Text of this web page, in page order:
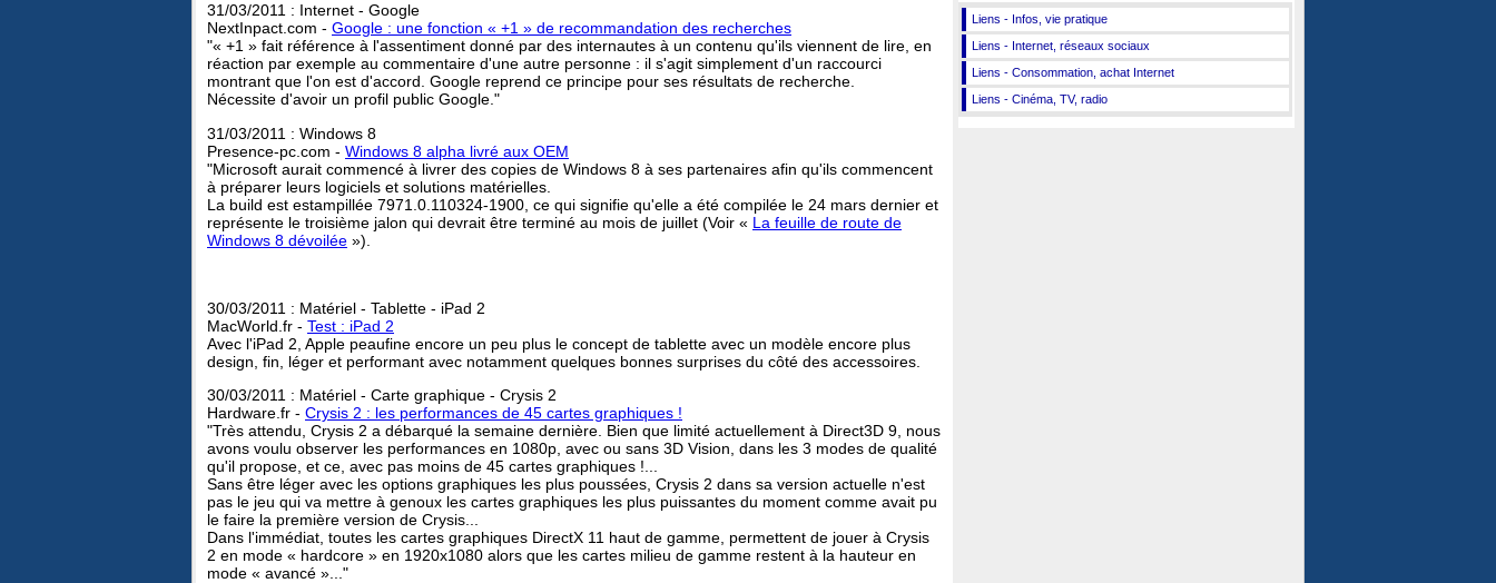
31/03/2011 : Internet - Google
NextInpact.com - Google : une fonction « +1 » de recommandation des recherches
"« +1 » fait référence à l'assentiment donné par des internautes à un contenu qu'ils viennent de lire, en
réaction par exemple au commentaire d'une autre personne : il s'agit simplement d'un raccourci
montrant que l'on est d'accord. Google reprend ce principe pour ses résultats de recherche.
Nécessite d'avoir un profil public Google."
31/03/2011 : Windows 8
Presence-pc.com - Windows 8 alpha livré aux OEM
"Microsoft aurait commencé à livrer des copies de Windows 8 à ses partenaires afin qu'ils commencent
à préparer leurs logiciels et solutions matérielles.
La build est estampillée 7971.0.110324-1900, ce qui signifie qu'elle a été compilée le 24 mars dernier et
représente le troisième jalon qui devrait être terminé au mois de juillet (Voir « La feuille de route de
Windows 8 dévoilée »).
30/03/2011 : Matériel - Tablette - iPad 2
MacWorld.fr - Test : iPad 2
Avec l'iPad 2, Apple peaufine encore un peu plus le concept de tablette avec un modèle encore plus
design, fin, léger et performant avec notamment quelques bonnes surprises du côté des accessoires.
30/03/2011 : Matériel - Carte graphique - Crysis 2
Hardware.fr - Crysis 2 : les performances de 45 cartes graphiques !
"Très attendu, Crysis 2 a débarqué la semaine dernière. Bien que limité actuellement à Direct3D 9, nous
avons voulu observer les performances en 1080p, avec ou sans 3D Vision, dans les 3 modes de qualité
qu'il propose, et ce, avec pas moins de 45 cartes graphiques !...
Sans être léger avec les options graphiques les plus poussées, Crysis 2 dans sa version actuelle n'est
pas le jeu qui va mettre à genoux les cartes graphiques les plus puissantes du moment comme avait pu
le faire la première version de Crysis...
Dans l'immédiat, toutes les cartes graphiques DirectX 11 haut de gamme, permettent de jouer à Crysis
2 en mode « hardcore » en 1920x1080 alors que les cartes milieu de gamme restent à la hauteur en
mode « avancé »..."
Liens - Infos, vie pratique
Liens - Internet, réseaux sociaux
Liens - Consommation, achat Internet
Liens - Cinéma, TV, radio